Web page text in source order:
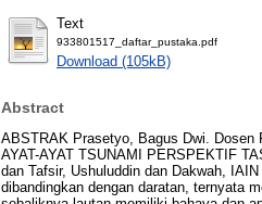
Text
933801517_daftar_pustaka.pdf
Download (105kB)
Abstract
ABSTRAK Prasetyo, Bagus Dwi.
AYAT-AYAT TSUNAMI PERSPEKTIF
dan Tafsir, Ushuluddin dan Dakwah,
dibandingkan dengan daratan, ternyata